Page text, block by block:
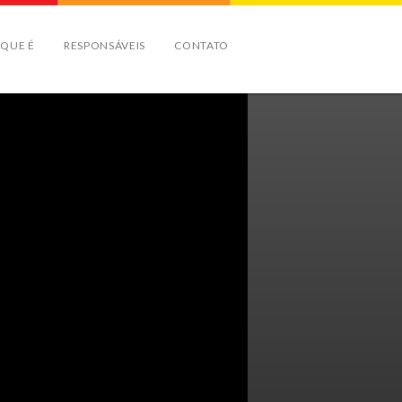
É RESPONSÁVEIS CONTATO